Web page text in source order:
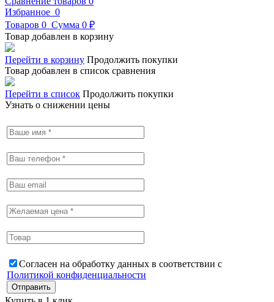
Избранное 0
Товаров 0 Сумма 0 ₽
Товар добавлен в корзину
Перейти в корзину Продолжить покупки
Товар добавлен в список сравнения
Перейти в список Продолжить покупки
Узнать о снижении цены
Согласен на обработку данных в соответствии с
Политикой конфиденциальности